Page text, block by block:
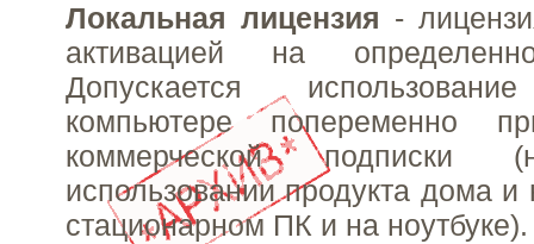
Локальная лицензия -
активацией на
Допускается
компьютере попеременно
коммерческой подписки
использовании продукта дома
стационарном ПК и на ноутбуке).